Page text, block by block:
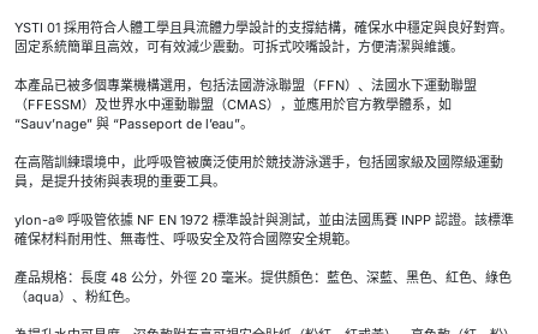
YSTI 01 採用符合人體工學且具流體力學設計的支撐結構，確保水中穩定與良好對齊。
固定系統簡單且高效，可有效減少震動。可拆式咬嘴設計，方便清潔與維護。
本產品已被多個專業機構選用，包括法國游泳聯盟（FFN）、法國水下運動聯盟
（FFESSM）及世界水中運動聯盟（CMAS），並應用於官方教學體系，如
“Sauv’nage” 與 “Passeport de l’eau”。
在高階訓練環境中，此呼吸管被廣泛使用於競技游泳選手，包括國家級及國際級運動
員，是提升技術與表現的重要工具。
ylon-a® 呼吸管依據 NF EN 1972 標準設計與測試，並由法國馬賽 INPP 認證。該標準
確保材料耐用性、無毒性、呼吸安全及符合國際安全規範。
產品規格：長度 48 公分，外徑 20 毫米。提供顏色：藍色、深藍、黑色、紅色、綠色
（aqua）、粉紅色。